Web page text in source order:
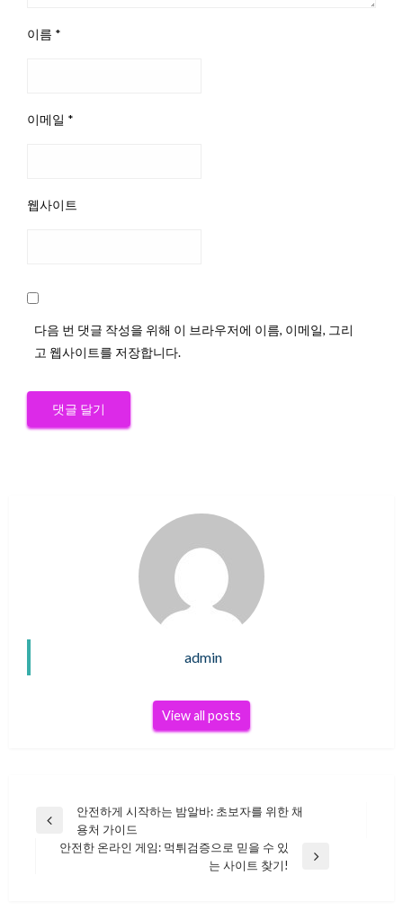
이름 *
이메일 *
웹사이트
다음 번 댓글 작성을 위해 이 브라우저에 이름, 이메일, 그리
고 웹사이트를 저장합니다.
admin
View all posts
글
Previous
안전하게 시작하는 밤알바: 초보자를 위한 채
용처 가이드
안전한 온라인 게임: 먹튀검증으로 믿을 수 있
는 사이트 찾기!